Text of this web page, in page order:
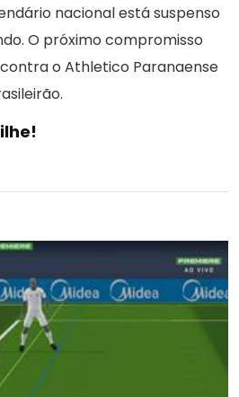
nacional está suspenso
O próximo compromisso
o Athletico Paranaense